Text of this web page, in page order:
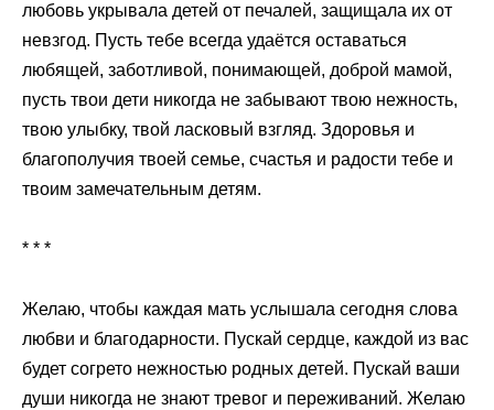
любовь укрывала детей от печалей, защищала их от
невзгод. Пусть тебе всегда удаётся оставаться
любящей, заботливой, понимающей, доброй мамой,
пусть твои дети никогда не забывают твою нежность,
твою улыбку, твой ласковый взгляд. Здоровья и
благополучия твоей семье, счастья и радости тебе и
твоим замечательным детям.
* * *
Желаю, чтобы каждая мать услышала сегодня слова
любви и благодарности. Пускай сердце, каждой из вас
будет согрето нежностью родных детей. Пускай ваши
души никогда не знают тревог и переживаний. Желаю